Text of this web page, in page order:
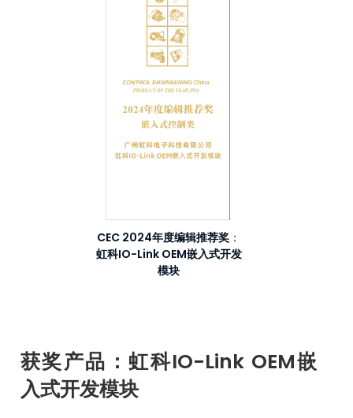
CEC 2024年度编辑推荐奖 ：
虹科IO-Link OEM嵌入式开发
模块
获奖产品：虹科IO-Link OEM嵌
入式开发模块